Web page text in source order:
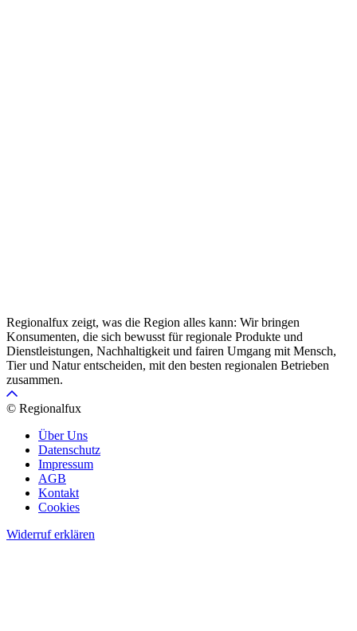
Regionalfux zeigt, was die Region alles kann: Wir bringen
Konsumenten, die sich bewusst für regionale Produkte und
Dienstleistungen, Nachhaltigkeit und fairen Umgang mit Mensch,
Tier und Natur entscheiden, mit den besten regionalen Betrieben
zusammen.
© Regionalfux
Über Uns
Datenschutz
Impressum
AGB
Kontakt
Cookies
Widerruf erklären